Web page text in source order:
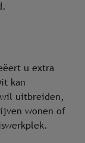
u extra
kan
uitbreiden,
wonen of